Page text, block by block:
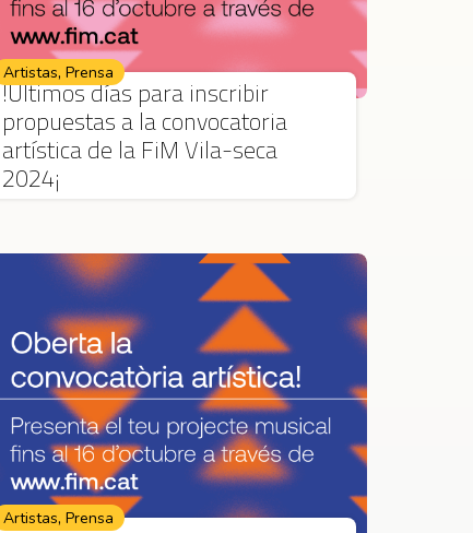
Artistas, Prensa
!Últimos días para inscribir
propuestas a la convocatoria
artística de la FiM Vila-seca
2024¡
Artistas, Prensa